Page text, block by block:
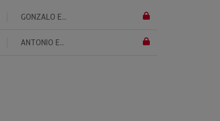
GONZALO E...
ANTONIO E...